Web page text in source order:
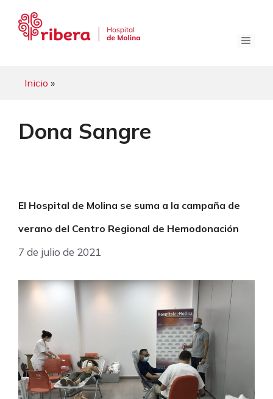
contenido
Menú
Inicio »
Dona Sangre
El Hospital de Molina se suma a la campaña de
verano del Centro Regional de Hemodonación
7 de julio de 2021